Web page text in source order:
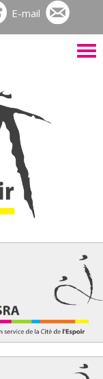
E-mail
le